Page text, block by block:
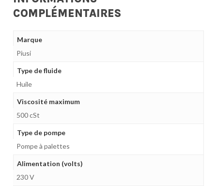
COMPLÉMENTAIRES
Marque
Piusi
Type de fluide
Huile
Viscosité maximum
500 cSt
Type de pompe
Pompe à palettes
Alimentation (volts)
230 V